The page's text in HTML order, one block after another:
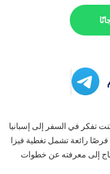
تفكر في السفر إلى إسبانيا
هناك، فإن عام 2025 يحمل فرصًا رائعة تشمل تغطية فيزا
إلى معرفته عن خطوات